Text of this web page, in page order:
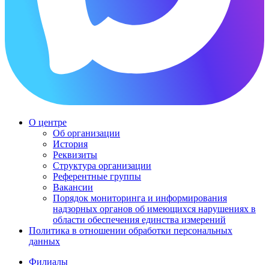
О центре
Об организации
История
Реквизиты
Структура организации
Референтные группы
Вакансии
Порядок мониторинга и информирования
надзорных органов об имеющихся нарушениях в
области обеспечения единства измерений
Политика в отношении обработки персональных
данных
Филиалы